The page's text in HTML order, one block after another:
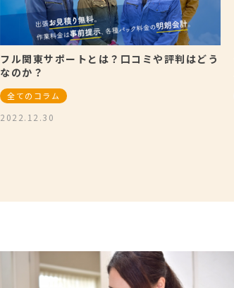
フル関東サポートとは？口コミや評判はどう
なのか？
全てのコラム
2022.12.30